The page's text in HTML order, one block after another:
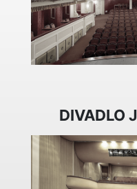
DIVADLO